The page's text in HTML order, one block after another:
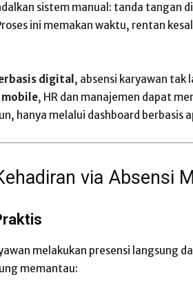
sistem manual: tanda tangan
ini memakan waktu, rentan
digital , absensi karyawan tak
mobile, HR dan manajemen dapat
hanya melalui dashboard berbasis
via Absensi
melakukan presensi langsung
memantau: